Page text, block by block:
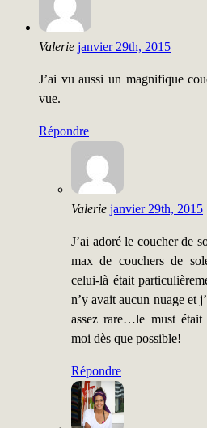
Valerie janvier 29th, 2015
J’ai vu aussi un magnifique
vue.
Répondre
Valerie janvier 29th, 2015
J’ai adoré le coucher de
max de couchers de
celui-là était
n’y avait aucun nuage et
assez rare…le must
moi dès que possible!
Répondre